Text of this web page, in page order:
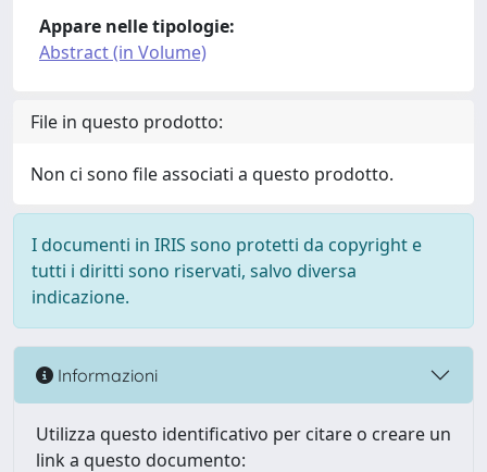
Appare nelle tipologie:
Abstract (in Volume)
File in questo prodotto:
Non ci sono file associati a questo prodotto.
I documenti in IRIS sono protetti da copyright e
tutti i diritti sono riservati, salvo diversa
indicazione.
Informazioni
Utilizza questo identificativo per citare o creare un
link a questo documento: